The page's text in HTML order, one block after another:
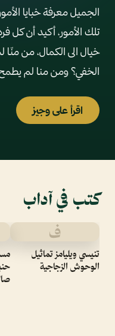
الجميل معرفة خبايا
تلك الأمور، أكيد أن كل
خيال الى الكمال، من منّا
الخفي؟ ومن منا لم يطمح
اقرأ على وجيز
كتب في آداب
ف
تنيسي ويليامز تماثيل
الوحوش الزجاجية